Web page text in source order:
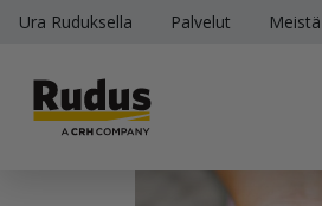
Ura Ruduksella Palvelut Meistä